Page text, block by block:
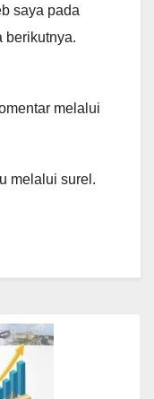
saya pada
berikutnya.
melalui
melalui surel.